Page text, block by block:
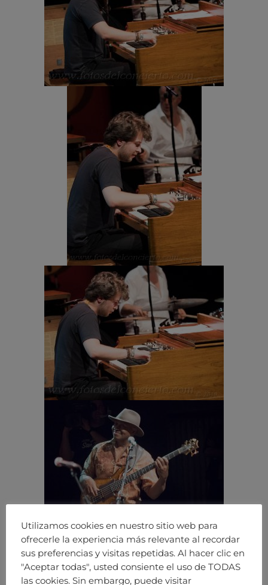
Utilizamos cookies en nuestro sitio web para
ofrecerle la experiencia más relevante al recordar
sus preferencias y visitas repetidas. Al hacer clic en
"Aceptar todas", usted consiente el uso de TODAS
las cookies. Sin embargo, puede visitar